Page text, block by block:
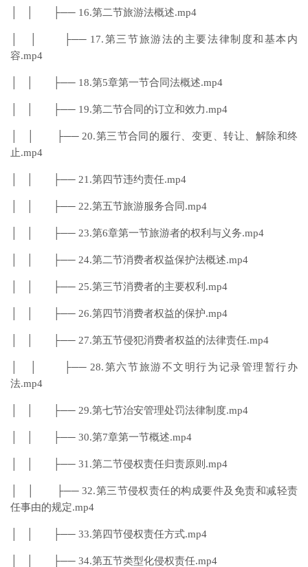
│ │ ├── 16.第二节旅游法概述.mp4
│ │ ├── 17.第三节旅游法的主要法律制度和基本内
容.mp4
│ │ ├── 18.第5章第一节合同法概述.mp4
│ │ ├── 19.第二节合同的订立和效力.mp4
│ │ ├── 20.第三节合同的履行、变更、转让、解除和终
止.mp4
│ │ ├── 21.第四节违约责任.mp4
│ │ ├── 22.第五节旅游服务合同.mp4
│ │ ├── 23.第6章第一节旅游者的权利与义务.mp4
│ │ ├── 24.第二节消费者权益保护法概述.mp4
│ │ ├── 25.第三节消费者的主要权利.mp4
│ │ ├── 26.第四节消费者权益的保护.mp4
│ │ ├── 27.第五节侵犯消费者权益的法律责任.mp4
│ │ ├── 28.第六节旅游不文明行为记录管理暂行办
法.mp4
│ │ ├── 29.第七节治安管理处罚法律制度.mp4
│ │ ├── 30.第7章第一节概述.mp4
│ │ ├── 31.第二节侵权责任归责原则.mp4
│ │ ├── 32.第三节侵权责任的构成要件及免责和减轻责
任事由的规定.mp4
│ │ ├── 33.第四节侵权责任方式.mp4
│ │ ├── 34.第五节类型化侵权责任.mp4